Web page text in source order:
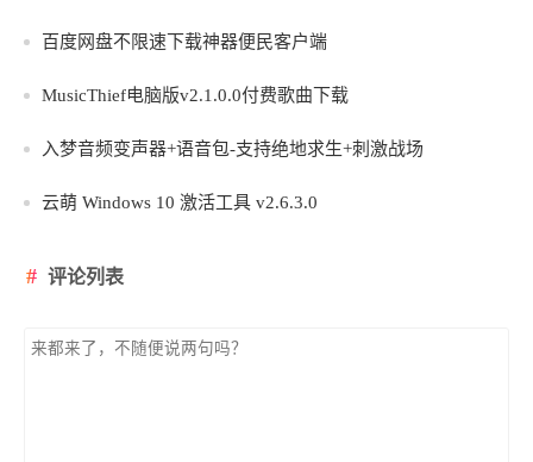
百度网盘不限速下载神器便民客户端
MusicThief电脑版v2.1.0.0付费歌曲下载
入梦音频变声器+语音包-支持绝地求生+刺激战场
云萌 Windows 10 激活工具 v2.6.3.0
评论列表